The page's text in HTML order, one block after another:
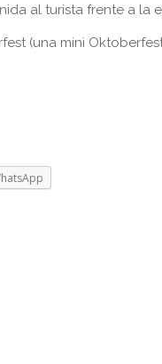
al turista frente a
(una mini